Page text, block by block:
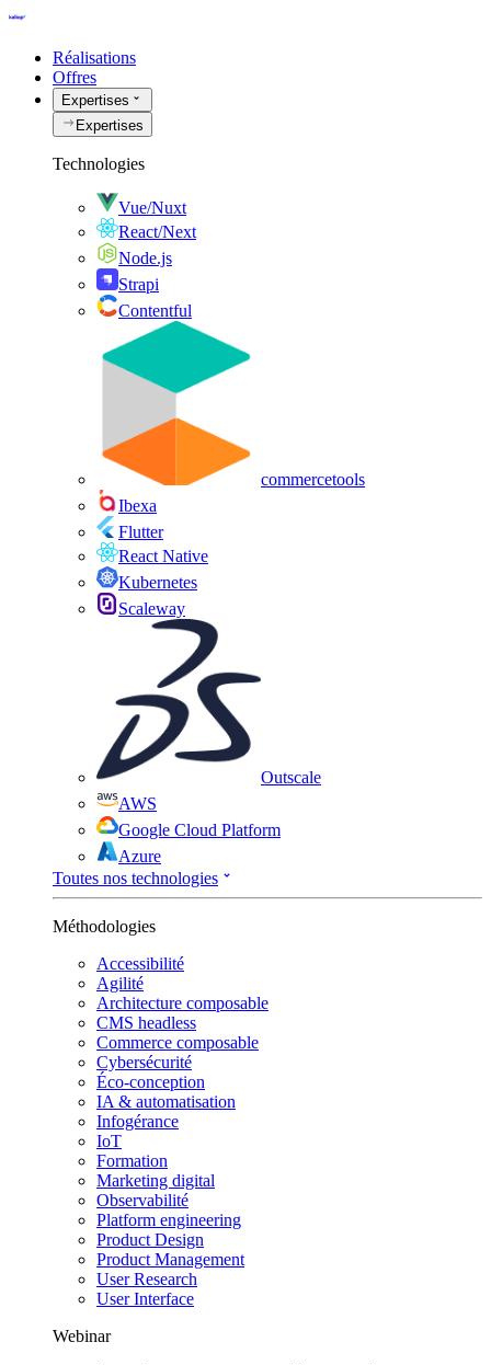
Réalisations
Offres
Expertises
Expertises
Technologies
Vue/Nuxt
React/Next
Node.js
Strapi
Contentful
commercetools
Ibexa
Flutter
React Native
Kubernetes
Scaleway
Outscale
AWS
Google Cloud Platform
Azure
Toutes nos technologies
Méthodologies
Accessibilité
Agilité
Architecture composable
CMS headless
Commerce composable
Cybersécurité
Éco-conception
IA & automatisation
Infogérance
IoT
Formation
Marketing digital
Observabilité
Platform engineering
Product Design
Product Management
User Research
User Interface
Webinar